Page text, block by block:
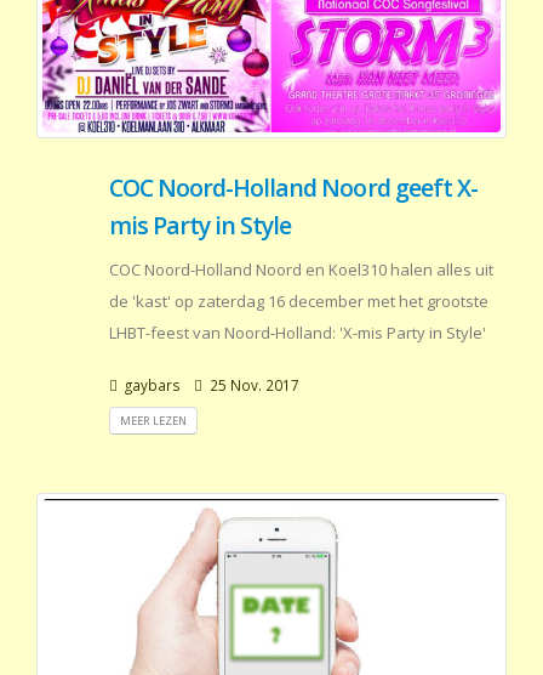
COC Noord-Holland Noord geeft X-
mis Party in Style
COC Noord-Holland Noord en Koel310 halen alles uit
de 'kast' op zaterdag 16 december met het grootste
LHBT-feest van Noord-Holland: 'X-mis Party in Style'
gaybars 25 Nov. 2017
MEER LEZEN